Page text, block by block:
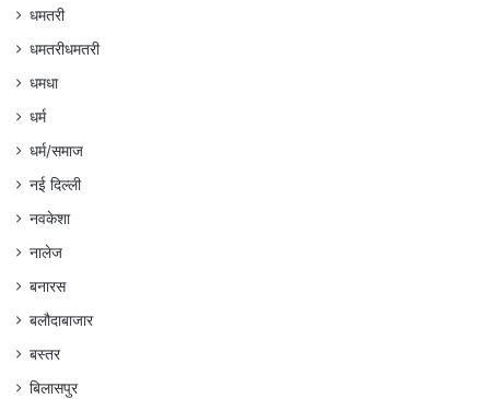
धमतरी
धमतरीधमतरी
धमधा
धर्म
धर्म/समाज
नई दिल्ली
नवकेशा
नालेज
बनारस
बलौदाबाजार
बस्तर
बिलासपुर